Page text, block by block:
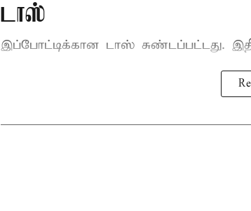
டாஸ்
இப்போட்டிக்கான டாஸ் சுண்டப்பட்டது.